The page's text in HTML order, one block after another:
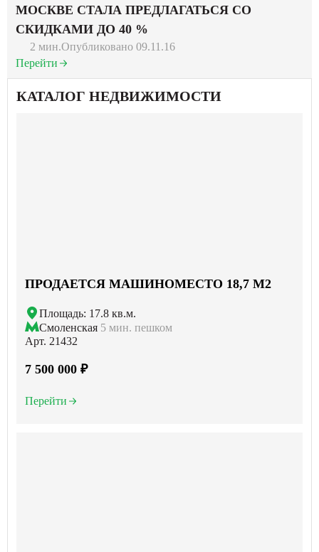
МОСКВЕ СТАЛА ПРЕДЛАГАТЬСЯ СО
СКИДКАМИ ДО 40 %
2 мин.Опубликовано 09.11.16
Перейти
КАТАЛОГ НЕДВИЖИМОСТИ
ПРОДАЕТСЯ МАШИНОМЕСТО 18,7 М2
Площадь: 17.8 кв.м.
Смоленская 5 мин. пешком
Арт. 21432
7 500 000 ₽
Перейти